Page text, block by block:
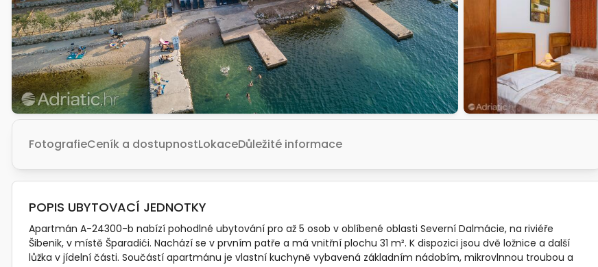
FotografieCeník a dostupnostLokaceDůležité informace
POPIS UBYTOVACÍ JEDNOTKY
Apartmán A-24300-b nabízí pohodlné ubytování pro až 5 osob v oblíbené oblasti Severní Dalmácie, na riviéře
Šibenik, v místě Šparadići. Nachází se v prvním patře a má vnitřní plochu 31 m². K dispozici jsou dvě ložnice a další
lůžka v jídelní části. Součástí apartmánu je vlastní kuchyně vybavená základním nádobím, mikrovlnnou troubou a